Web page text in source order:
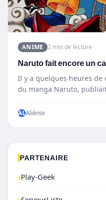
ANIME 2 min de lecture
Naruto fait encore un
Il y a quelques heures de
du manga Naruto,
ALAliénor
PARTENAIRE
›Play-Geek